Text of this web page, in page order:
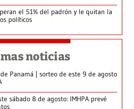
el 51% del padrón y le quitan la
políticos
noticias
Panamá | sorteo de este 9 de agosto
sábado 8 de agosto: IMHPA prevé